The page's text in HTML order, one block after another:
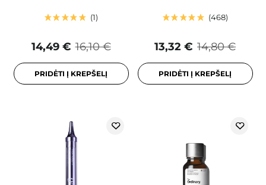
1
16,10 €
14,49 €
PRIDĖTI Į KREPŠELĮ
468
14,80 €
13,32 €
PRIDĖTI Į KREPŠELĮ